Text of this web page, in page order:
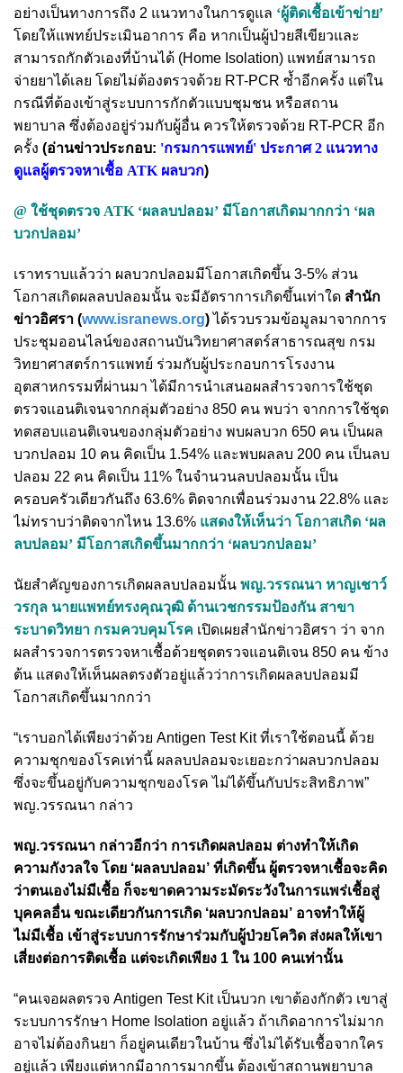
อย่างเป็นทางการถึง 2 แนวทางในการดูแล ‘ผู้ติดเชื้อเข้าข่าย’
โดยให้แพทย์ประเมินอาการ คือ หากเป็นผู้ป่วยสีเขียวและ
สามารถกักตัวเองที่บ้านได้ (Home Isolation) แพทย์สามารถ
จ่ายยาได้เลย โดยไม่ต้องตรวจด้วย RT-PCR ซ้ำอีกครั้ง แต่ใน
กรณีที่ต้องเข้าสู่ระบบการกักตัวแบบชุมชน หรือสถาน
พยาบาล ซึ่งต้องอยู่ร่วมกับผู้อื่น ควรให้ตรวจด้วย RT-PCR อีก
ครั้ง (อ่านข่าวประกอบ: 'กรมการแพทย์' ประกาศ 2 แนวทาง
ดูแลผู้ตรวจหาเชื้อ ATK ผลบวก)
@ ใช้ชุดตรวจ ATK ‘ผลลบปลอม’ มีโอกาสเกิดมากกว่า ‘ผล
บวกปลอม’
เราทราบแล้วว่า ผลบวกปลอมมีโอกาสเกิดขึ้น 3-5% ส่วน
โอกาสเกิดผลลบปลอมนั้น จะมีอัตราการเกิดขึ้นเท่าใด สำนัก
ข่าวอิศรา (www.isranews.org)ได้รวบรวมข้อมูลมาจากการ
ประชุมออนไลน์ของสถานบันวิทยาศาสตร์สาธารณสุข กรม
วิทยาศาสตร์การแพทย์ ร่วมกับผู้ประกอบการโรงงาน
อุตสาหกรรมที่ผ่านมา ได้มีการนำเสนอผลสำรวจการใช้ชุด
ตรวจแอนติเจนจากกลุ่มตัวอย่าง 850 คน พบว่า จากการใช้ชุด
ทดสอบแอนติเจนของกลุ่มตัวอย่าง พบผลบวก 650 คน เป็นผล
บวกปลอม 10 คน คิดเป็น 1.54% และพบผลลบ 200 คน เป็นลบ
ปลอม 22 คน คิดเป็น 11% ในจำนวนลบปลอมนั้น เป็น
ครอบครัวเดียวกันถึง 63.6% ติดจากเพื่อนร่วมงาน 22.8% และ
ไม่ทราบว่าติดจากไหน 13.6% แสดงให้เห็นว่า โอกาสเกิด ‘ผล
ลบปลอม’ มีโอกาสเกิดขึ้นมากกว่า ‘ผลบวกปลอม’
นัยสำคัญของการเกิดผลลบปลอมนั้น พญ.วรรณนา หาญเชาว์
วรกุล นายแพทย์ทรงคุณวุฒิ ด้านเวชกรรมป้องกัน สาขา
ระบาดวิทยา กรมควบคุมโรค เปิดเผยสำนักข่าวอิศรา ว่า จาก
ผลสำรวจการตรวจหาเชื้อด้วยชุดตรวจแอนติเจน 850 คน ข้าง
ต้น แสดงให้เห็นผลตรงตัวอยู่แล้วว่าการเกิดผลลบปลอมมี
โอกาสเกิดขึ้นมากกว่า
“เราบอกได้เพียงว่าด้วย Antigen Test Kit ที่เราใช้ตอนนี้ ด้วย
ความชุกของโรคเท่านี้ ผลลบปลอมจะเยอะกว่าผลบวกปลอม
ซึ่งจะขึ้นอยู่กับความชุกของโรค ไม่ได้ขึ้นกับประสิทธิภาพ”
พญ.วรรณนา กล่าว
พญ.วรรณนา กล่าวอีกว่า การเกิดผลปลอม ต่างทำให้เกิด
ความกังวลใจ โดย ‘ผลลบปลอม’ ที่เกิดขึ้น ผู้ตรวจหาเชื้อจะคิด
ว่าตนเองไม่มีเชื้อ ก็จะขาดความระมัดระวังในการแพร่เชื้อสู่
บุคคลอื่น ขณะเดียวกันการเกิด ‘ผลบวกปลอม’ อาจทำให้ผู้
ไม่มีเชื้อ เข้าสู่ระบบการรักษาร่วมกับผู้ป่วยโควิด ส่งผลให้เขา
เสี่ยงต่อการติดเชื้อ แต่จะเกิดเพียง 1 ใน 100 คนเท่านั้น
“คนเจอผลตรวจ Antigen Test Kit เป็นบวก เขาต้องกักตัว เขาสู่
ระบบการรักษา Home Isolation อยู่แล้ว ถ้าเกิดอาการไม่มาก
อาจไม่ต้องกินยา ก็อยู่คนเดียวในบ้าน ซึ่งไม่ได้รับเชื้อจากใคร
อยู่แล้ว เพียงแต่หากมีอาการมากขึ้น ต้องเข้าสถานพยาบาล